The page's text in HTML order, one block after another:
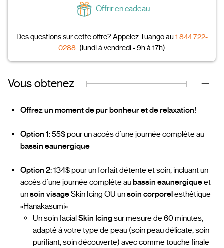
Offrir en cadeau
Des questions sur cette offre? Appelez Tuango au1 844 722-
0288 (lundi à vendredi - 9h à 17h)
Vous obtenez
Offrez un moment de pur bonheur et de relaxation!
Option 1:55$ pour un accès d'une journée complète au
bassin eaunergique
Option 2:134$ pour un forfait détente et soin, incluant un
accès d'une journée complète aubassin eaunergiqueet
unsoin visageSkin Icing OU unsoin corporelesthétique
«Hanakasumi»
Un soin facialSkin Icingsur mesure de 60 minutes,
adapté à votre type de peau (soin peau délicate, soin
purifiant, soin découverte) avec comme touche finale